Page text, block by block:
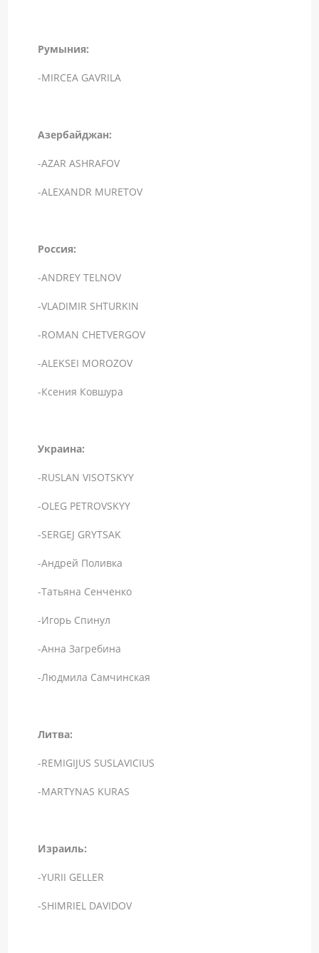
Румыния:
-MIRCEA GAVRILA
Азербайджан:
-AZAR ASHRAFOV
-ALEXANDR MURETOV
Россия:
-ANDREY TELNOV
-VLADIMIR SHTURKIN
-ROMAN CHETVERGOV
-ALEKSEI MOROZOV
-Ксения Ковшура
Украина:
-RUSLAN VISOTSKYY
-OLEG PETROVSKYY
-SERGEJ GRYTSAK
-Андрей Поливка
-Татьяна Сенченко
-Игорь Спинул
-Анна Загребина
-Людмила Самчинская
Литва:
-REMIGIJUS SUSLAVICIUS
-MARTYNAS KURAS
Израиль:
-YURII GELLER
-SHIMRIEL DAVIDOV